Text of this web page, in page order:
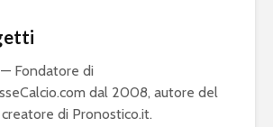
Fondatore di
dal 2008, autore del
di Pronostico.it.